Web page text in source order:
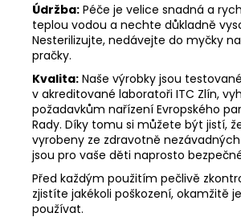
Údržba: Péče je velice snadná a
teplou vodou a nechte důkladně
Nesterilizujte, nedávejte do myčky
pračky.
Kvalita: Naše výrobky jsou testované
v akreditované laboratoři ITC Zlín,
požadavkům nařízení Evropského
Rady. Díky tomu si můžete být jistí,
vyrobeny ze zdravotně
jsou pro vaše děti naprosto
Před každým použitím pečlivě
zjistíte jakékoli poškození, okamžitě
používat.